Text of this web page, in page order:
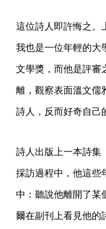
這位詩人即許悔之。
我也是一位年輕的大
文學獎，而他是評審
離，觀察表面溫文儒
詩人，反而好奇自己
詩人出版上一本詩集
採訪過程中，他這些
中：聽說他離開了某
爾在副刊上看見他的